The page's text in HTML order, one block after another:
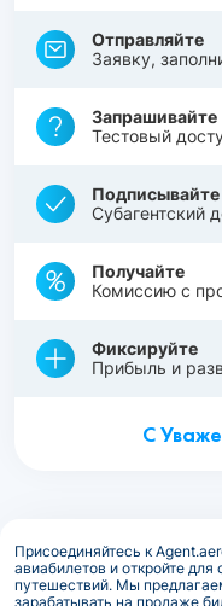
Отправляйте
Заявку,
Запрашивайте
Тестовый
Подписывайте
Субагентский
Получайте
Комиссию с
Фиксируйте
Прибыль и
С
Присоединяйтесь к
авиабилетов и откройте
путешествий. Мы
зарабатывать на продаже